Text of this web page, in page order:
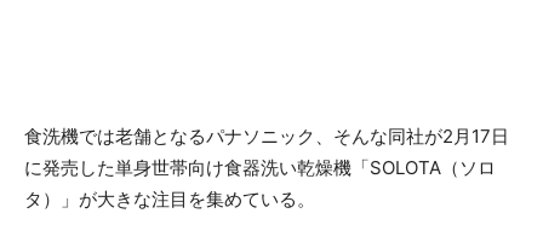
食洗機では老舗となるパナソニック、そんな同社が2月17日
に発売した単身世帯向け食器洗い乾燥機「SOLOTA（ソロ
タ）」が大きな注目を集めている。